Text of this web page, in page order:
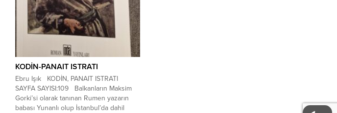
KODİN-PANAIT ISTRATI
Ebru Işık KODİN, PANAIT ISTRATI
SAYFA SAYISI:109 Balkanların Maksim
Gorki’si olarak tanınan Rumen yazarın
babası Yunanlı olup İstanbul’da dahil